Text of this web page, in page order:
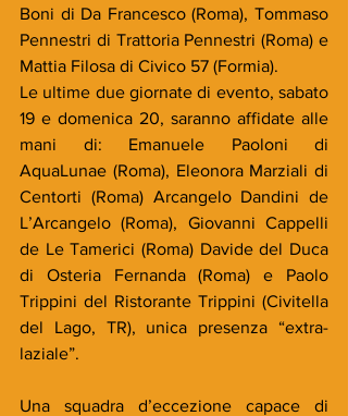
Boni di Da Francesco (Roma), Tommaso
Pennestri di Trattoria Pennestri (Roma) e
Mattia Filosa di Civico 57 (Formia).
Le ultime due giornate di evento, sabato
19 e domenica 20, saranno affidate alle
mani di: Emanuele Paoloni di
AquaLunae (Roma), Eleonora Marziali di
Centorti (Roma) Arcangelo Dandini de
L’Arcangelo (Roma), Giovanni Cappelli
de Le Tamerici (Roma) Davide del Duca
di Osteria Fernanda (Roma) e Paolo
Trippini del Ristorante Trippini (Civitella
del Lago, TR), unica presenza “extra-
laziale”.
Una squadra d’eccezione capace di